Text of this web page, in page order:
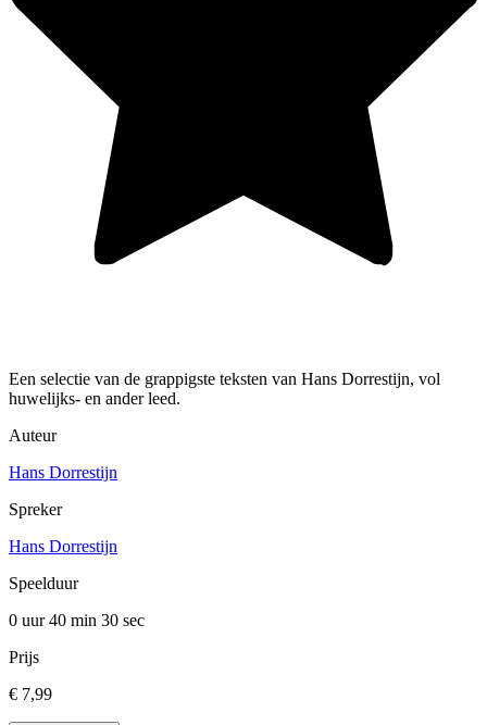
Een selectie van de grappigste teksten van Hans Dorrestijn, vol
huwelijks- en ander leed.
Auteur
Hans Dorrestijn
Spreker
Hans Dorrestijn
Speelduur
0 uur 40 min 30 sec
Prijs
€ 7,99